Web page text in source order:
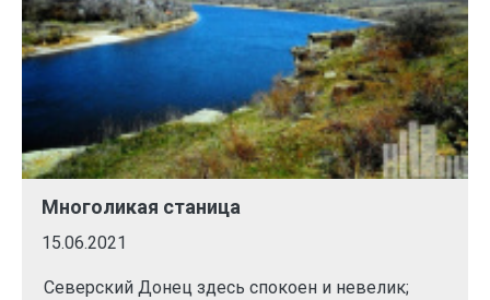
Многоликая станица
15.06.2021
Северский Донец здесь спокоен и невелик;